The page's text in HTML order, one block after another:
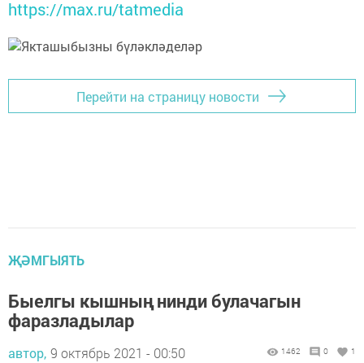
https://max.ru/tatmedia
Перейти на страницу новости
ҖӘМГЫЯТЬ
Быелгы кышның нинди булачагын
фаразладылар
автор, 9 октябрь 2021 - 00:50 1462 0 1